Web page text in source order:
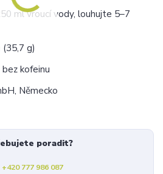
ml vroucí vody, louhujte 5–7
(35,7 g)
bez kofeinu
Německo
poradit?
+420 777 986 087